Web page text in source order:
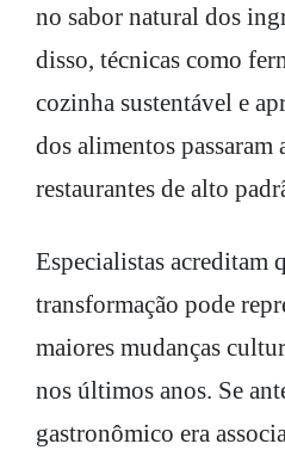
no sabor natural dos
disso, técnicas como
cozinha sustentável e
dos alimentos passaram
restaurantes de alto
Especialistas acreditam
transformação pode
maiores mudanças
nos últimos anos. Se
gastronômico era